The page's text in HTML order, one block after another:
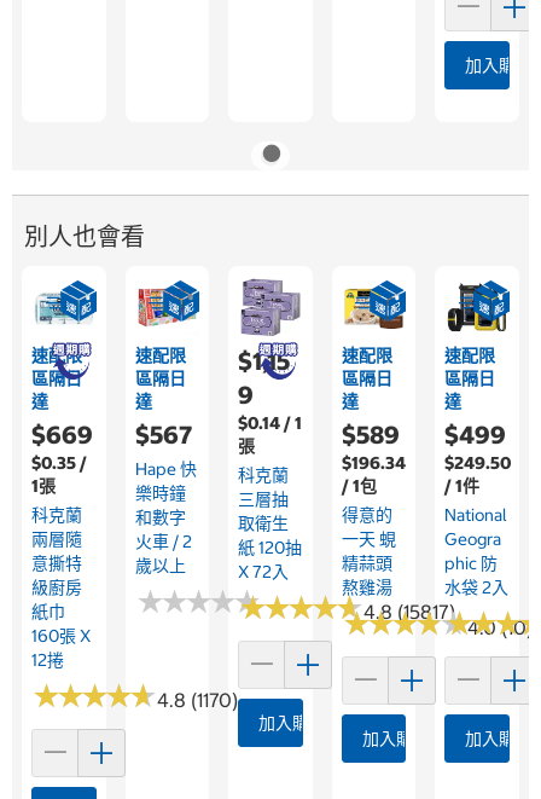
加入購物
別人也會看
速配限
區隔日
達
$669
$0.35 /
1張
科克蘭
兩層隨
意撕特
級廚房
紙巾
160張 X
12捲
★★★★★
★★★★★4.8 (1170)
速配限
區隔日
達
$567
Hape 快
樂時鐘
和數字
火車 / 2
歲以上
★★★★★
★★★★★
$1,15
9
$0.14 / 1
張
科克蘭
三層抽
取衛生
紙 120抽
X 72入
★★★★★
★★★★★4.8 (15817)
加入購物車
速配限
區隔日
達
$589
$196.34
/ 1包
得意的
一天 蜆
精蒜頭
熬雞湯
★★★★★
★★★★★4.0 (10)
加入購物車
速配限
區隔日
達
$499
$249.50
/ 1件
National
Geogra
Phic 防
水袋 2入
★★★
★★★
加入購物